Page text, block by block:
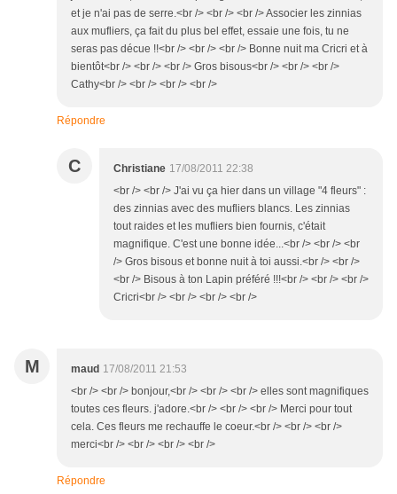
et je n'ai pas de serre.<br /> <br /> <br /> Associer les zinnias
aux mufliers, ça fait du plus bel effet, essaie une fois, tu ne
seras pas décue !!<br /> <br /> <br /> Bonne nuit ma Cricri et à
bientôt<br /> <br /> <br /> Gros bisous<br /> <br /> <br />
Cathy<br /> <br /> <br /> <br />
Répondre
C Christiane 17/08/2011 22:38
<br /> <br /> J'ai vu ça hier dans un village "4 fleurs" :
des zinnias avec des mufliers blancs. Les zinnias
tout raides et les mufliers bien fournis, c'était
magnifique. C'est une bonne idée...<br /> <br /> <br
/> Gros bisous et bonne nuit à toi aussi.<br /> <br />
<br /> Bisous à ton Lapin préféré !!!<br /> <br /> <br />
Cricri<br /> <br /> <br /> <br />
M maud 17/08/2011 21:53
<br /> <br /> bonjour,<br /> <br /> <br /> elles sont magnifiques
toutes ces fleurs. j'adore.<br /> <br /> <br /> Merci pour tout
cela. Ces fleurs me rechauffe le coeur.<br /> <br /> <br />
merci<br /> <br /> <br /> <br />
Répondre